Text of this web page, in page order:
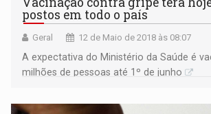
postos em todo o país
Geral 12 de Maio de 2018 às 08:07
A expectativa do Ministério da Saúde é
milhões de pessoas até 1º de junho